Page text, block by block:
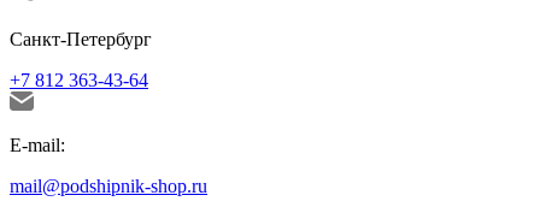
Санкт-Петербург
+7 812 363-43-64
E-mail:
mail@podshipnik-shop.ru